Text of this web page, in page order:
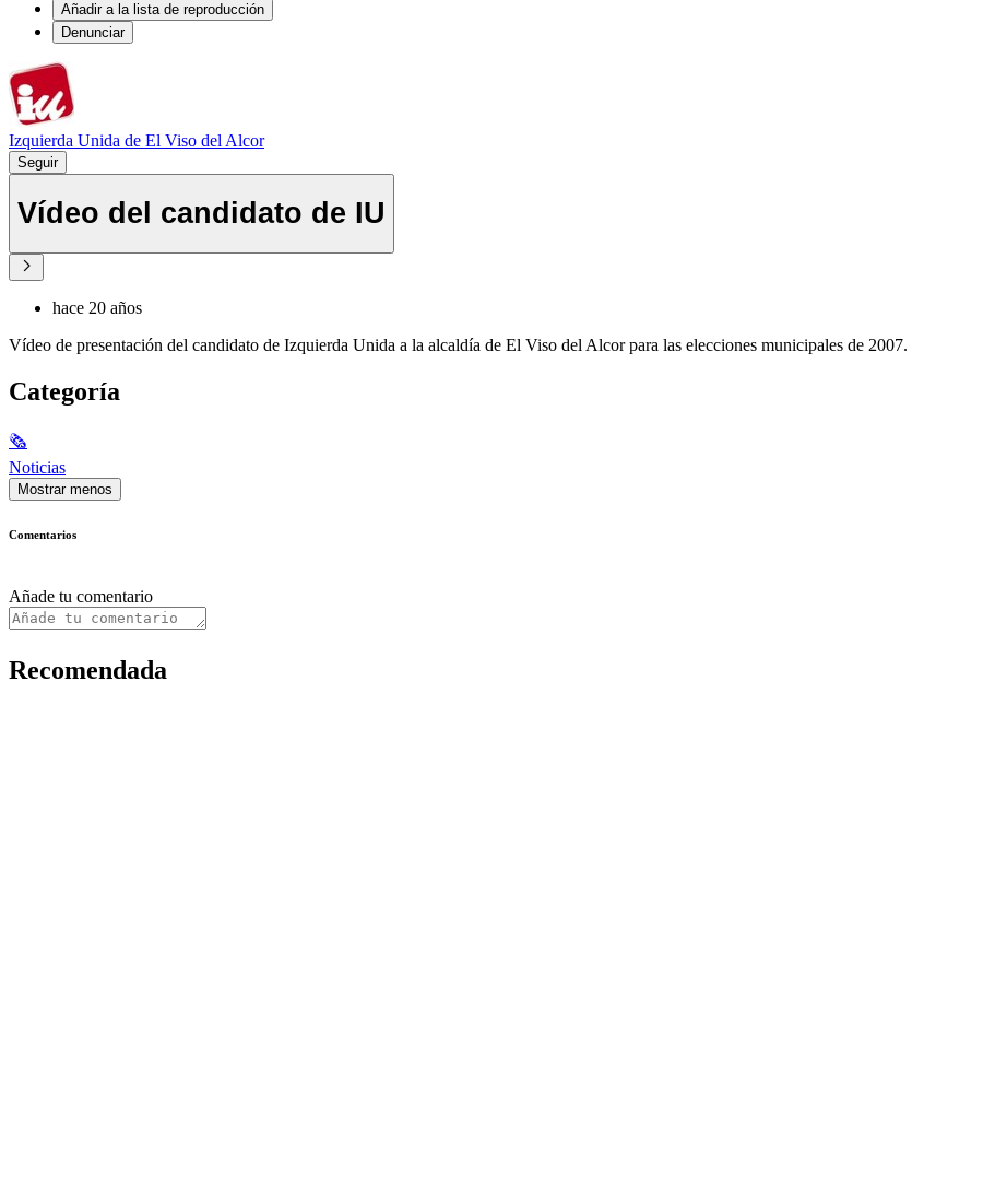
Añadir a la lista de reproducción
Denunciar
Izquierda Unida de El Viso del Alcor
Seguir
Vídeo del candidato de IU
hace 20 años
Vídeo de presentación del candidato de Izquierda Unida a la alcaldía de El Viso del Alcor para las elecciones municipales de 2007.
Categoría
🗞
Noticias
Mostrar menos
Comentarios
Añade tu comentario
Recomendada